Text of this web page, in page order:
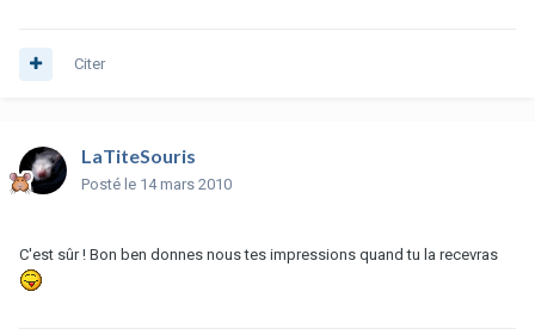
Citer
LaTiteSouris
Posté le 14 mars 2010
C'est sûr ! Bon ben donnes nous tes impressions quand tu la recevras